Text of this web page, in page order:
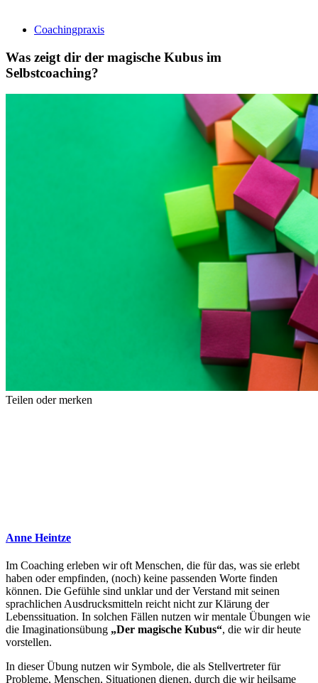
Coachingpraxis
Was zeigt dir der magische Kubus im
Selbstcoaching?
Teilen oder merken
Anne Heintze
Im Coaching erleben wir oft Menschen, die für das, was sie erlebt
haben oder empfinden, (noch) keine passenden Worte finden
können. Die Gefühle sind unklar und der Verstand mit seinen
sprachlichen Ausdrucksmitteln reicht nicht zur Klärung der
Lebenssituation. In solchen Fällen nutzen wir mentale Übungen wie
die Imaginationsübung „Der magische Kubus“, die wir dir heute
vorstellen.
In dieser Übung nutzen wir Symbole, die als Stellvertreter für
Probleme, Menschen, Situationen dienen, durch die wir heilsame